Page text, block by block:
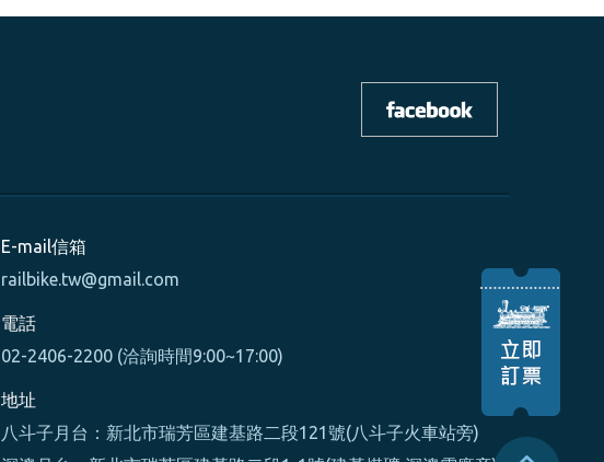
E-mail信箱
railbike.tw@gmail.com
電話
02-2406-2200 (洽詢時間9:00~17:00)
地址
八斗子月台：新北市瑞芳區建基路二段121號(八斗子火車站旁)